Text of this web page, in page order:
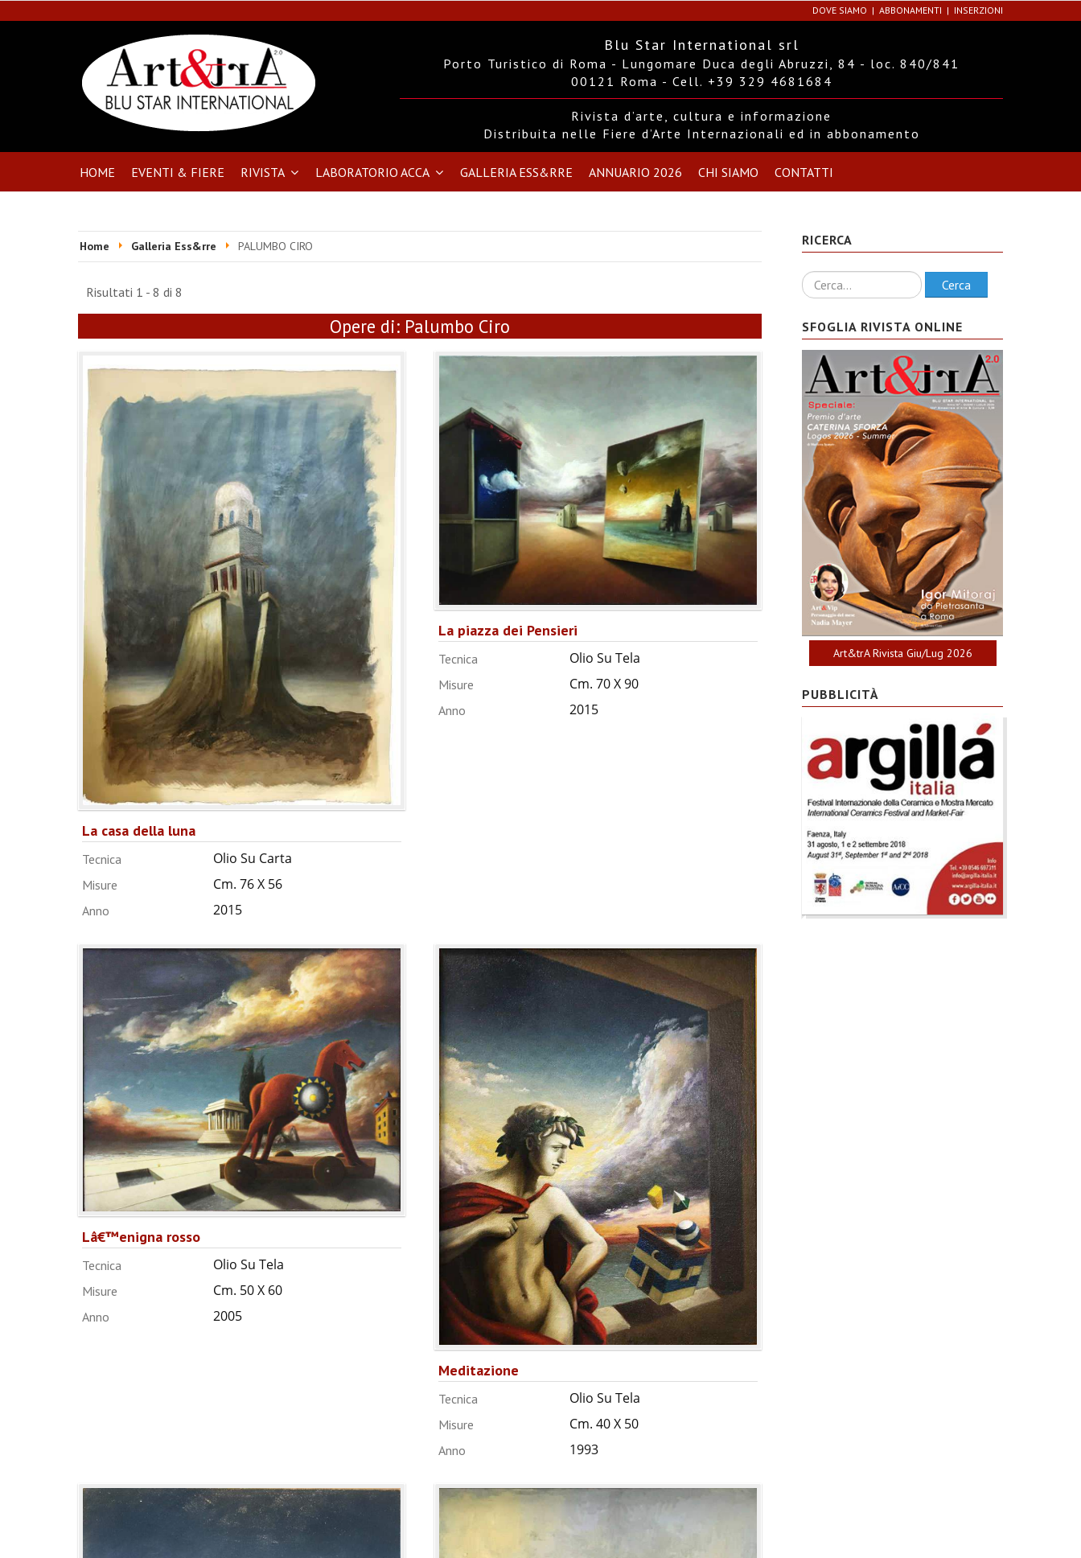
DOVE SIAMO ABBONAMENTI INSERZIONI
Blu Star International srl
Porto Turistico di Roma - Lungomare Duca degli Abruzzi, 84 - loc. 840/841
00121 Roma - Cell. +39 329 4681684
Rivista d’arte, cultura e informazione
Distribuita nelle Fiere d’Arte Internazionali ed in abbonamento
HOME EVENTI & FIERE RIVISTA LABORATORIO ACCA GALLERIA ESS&RRE ANNUARIO 2026 CHI SIAMO CONTATTI
Home Galleria Ess&rre PALUMBO CIRO
Risultati 1 - 8 di 8
Opere di: Palumbo Ciro
La casa della luna
Tecnica Olio Su Carta
Misure Cm. 76 X 56
Anno 2015
La piazza dei Pensieri
Tecnica Olio Su Tela
Misure Cm. 70 X 90
Anno 2015
Lâ€™enigna rosso
Tecnica Olio Su Tela
Misure Cm. 50 X 60
Anno 2005
Meditazione
Tecnica Olio Su Tela
Misure Cm. 40 X 50
Anno 1993
RICERCA
Ricerca Cerca
SFOGLIA RIVISTA ONLINE
Art&trA Rivista Giu/Lug 2026
PUBBLICITÀ